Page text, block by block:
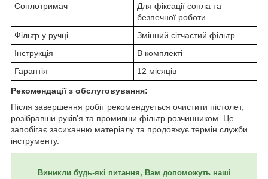
Соплотримач
Для фіксації сопла та
безпечної роботи
Фільтр у ручці
Змінний сітчастий фільтр
Інструкція
В комплекті
Гарантія
12 місяців
Рекомендації з обслуговування:
Після завершення робіт рекомендується очистити пістолет,
розібравши руків’я та промивши фільтр розчинником. Це
запобігає засиханню матеріалу та продовжує термін служби
інструменту.
Виникли будь-які питання, Вам допоможуть наші